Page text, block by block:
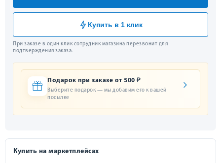
Купить в 1 клик
При заказе в один клик сотрудник магазина перезвонит для
подтверждения заказа.
Подарок при заказе от 500 ₽
Выберите подарок — мы добавим его к вашей
посылке
Купить на маркетплейсах